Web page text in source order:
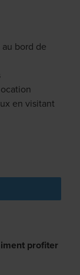
bord de
en visitant
profiter